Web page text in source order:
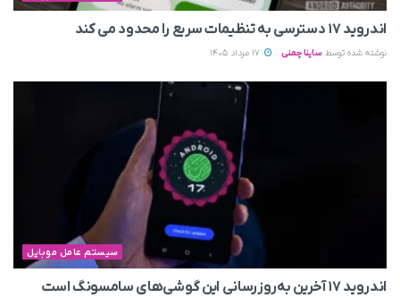
اندروید ۱۷ دسترسی به تنظیمات سریع را محدود می‌ کند
نوشته شده توسط ساینا چمنی
سیستم عامل موبایل
اندروید ۱۷ آخرین به‌روزرسانی این گوشی‌های سامسونگ است